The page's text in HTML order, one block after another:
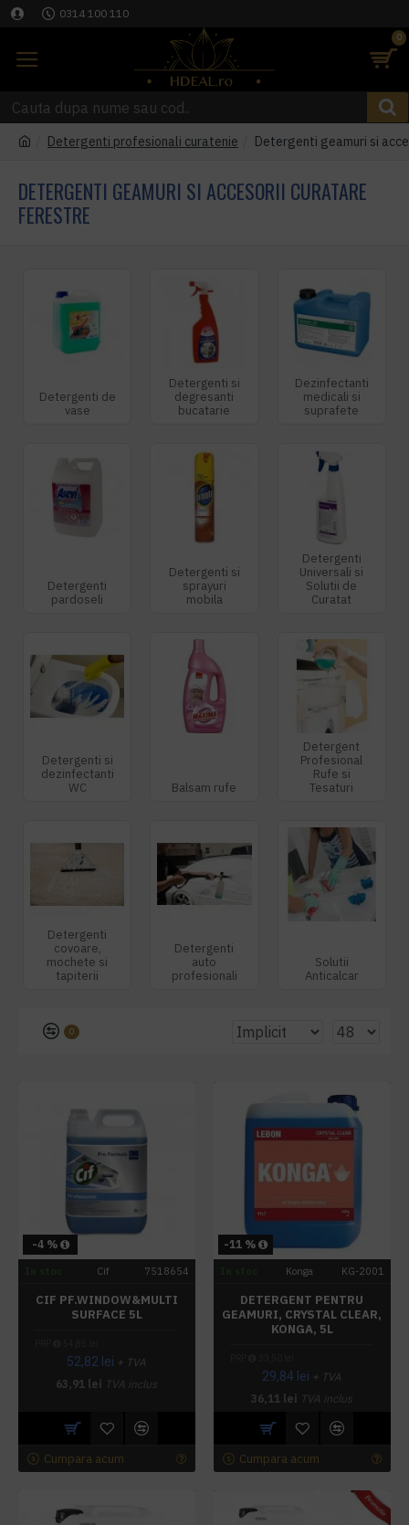
0314 100 110
0
Detergenti profesionali curatenie Detergenti geamuri si
DETERGENTI GEAMURI SI ACCESORII CURATARE
FERESTRE
Detergenti de
vase
Detergenti si
degresanti
bucatarie
Dezinfectanti
medicali si
suprafete
Detergenti
pardoseli
Detergenti si
sprayuri
mobila
Detergenti
Universali si
Solutii de
Curatat
Detergenti si
dezinfectanti
WC
Balsam rufe
Detergent
Profesional
Rufe si
Tesaturi
Detergenti
covoare,
mochete si
tapiterii
Detergenti
auto
profesionali
Solutii
Anticalcar
0
-4 %
Cif 7518654
CIF PF.WINDOW&MULTI
SURFACE 5L
52,82 lei + TVA
63,91 lei TVA inclus
Cumpara acum
-11 %
Konga KG-2001
DETERGENT PENTRU
GEAMURI, CRYSTAL CLEAR,
KONGA, 5L
29,84 lei + TVA
36,11 lei TVA inclus
Cumpara acum